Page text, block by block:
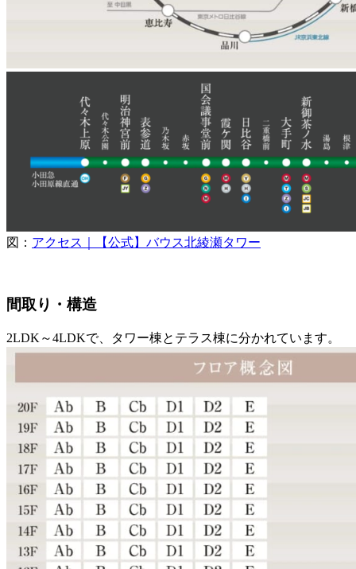
図： アクセス｜【公式】バウス北綾瀬タワー
間取り・構造
2LDK～4LDKで、タワー棟とテラス棟に分かれています。